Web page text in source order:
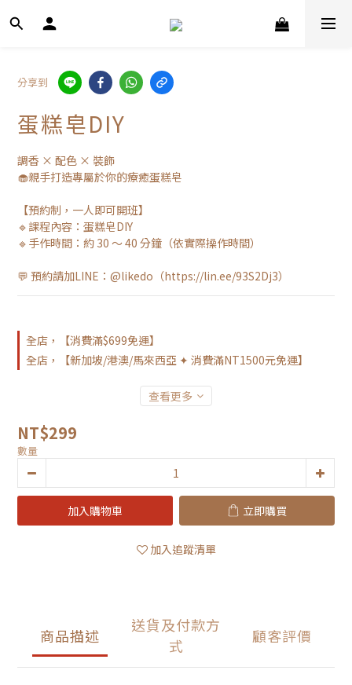
分享到
蛋糕皂DIY
調香 × 配色 × 裝飾
🧁親手打造專屬於你的療癒蛋糕皂
【預約制，一人即可開班】
🔹課程內容：蛋糕皂DIY
🔹手作時間：約 30 ～ 40 分鐘（依實際操作時間）
💬 預約請加LINE：@likedo（https://lin.ee/93S2Dj3）
全店，【消費滿$699免運】
全店，【新加坡/港澳/馬來西亞 ✦ 消費滿NT1500元免運】
查看更多
NT$299
數量
加入購物車 立即購買
加入追蹤清單
商品描述
送貨及付款方
式
顧客評價